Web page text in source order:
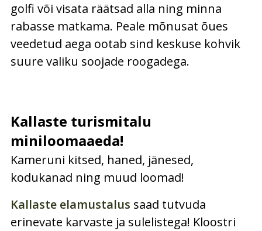
golfi või visata räätsad alla ning minna
rabasse matkama. Peale mõnusat õues
veedetud aega ootab sind keskuse kohvik
suure valiku soojade roogadega.
Kallaste turismitalu
miniloomaaeda!
Kameruni kitsed, haned, jänesed,
kodukanad ning muud loomad!
Kallaste elamustalus saad tutvuda
erinevate karvaste ja sulelistega! Kloostri